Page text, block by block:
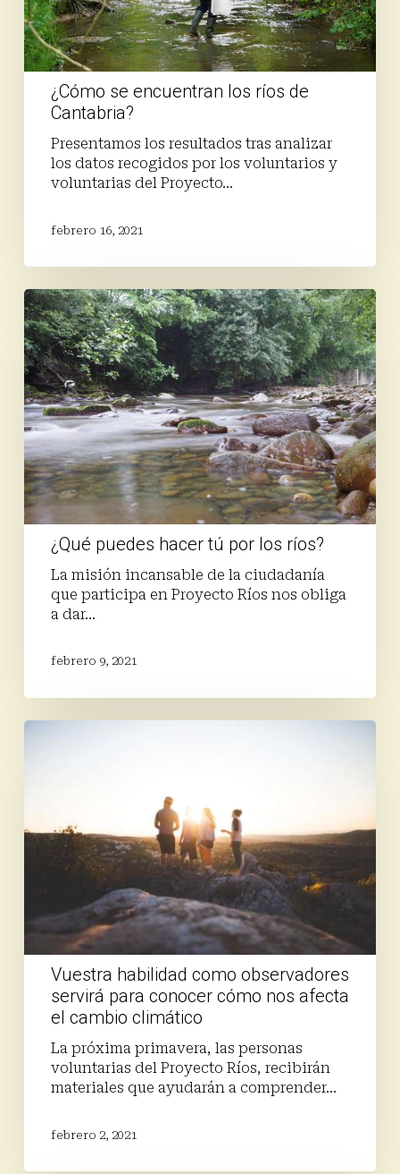
¿Cómo se encuentran los ríos de
Cantabria?
Presentamos los resultados tras analizar
los datos recogidos por los voluntarios y
voluntarias del Proyecto…
febrero 16, 2021
¿Qué
puedes
hacer
tú
por
los
ríos?
¿Qué puedes hacer tú por los ríos?
La misión incansable de la ciudadanía
que participa en Proyecto Ríos nos obliga
a dar…
febrero 9, 2021
Vuestra
para
conocer
cambio
climático
Vuestra habilidad como observadores
servirá para conocer cómo nos afecta
el cambio climático
La próxima primavera, las personas
voluntarias del Proyecto Ríos, recibirán
materiales que ayudarán a comprender…
febrero 2, 2021